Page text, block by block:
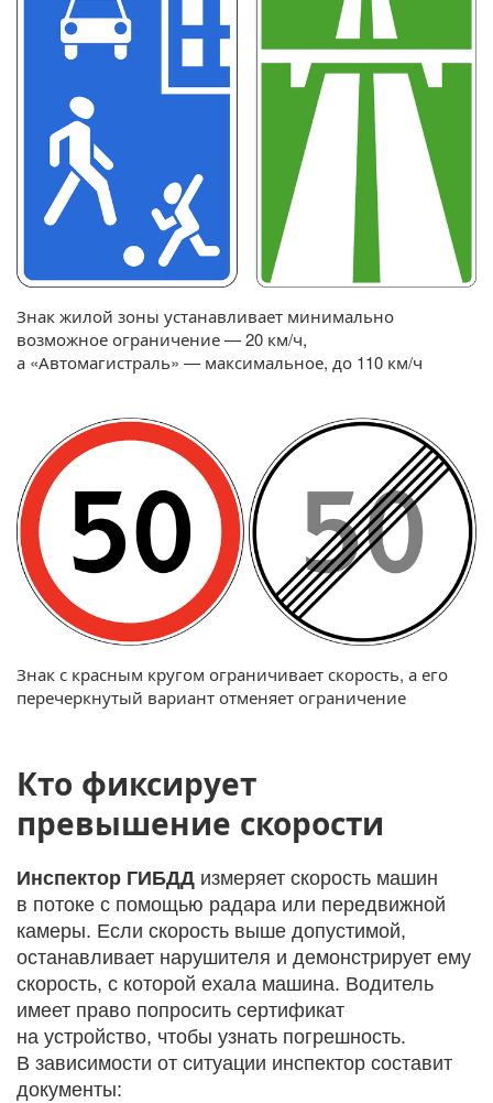
Знак жилой зоны устанавливает минимально
возможное ограничение — 20 км/ч,
а «Автомагистраль» — максимальное, до 110 км/ч
Знак с красным кругом ограничивает скорость, а его
перечеркнутый вариант отменяет ограничение
Кто фиксирует
превышение скорости
Инспектор ГИБДД измеряет скорость машин
в потоке с помощью радара или передвижной
камеры. Если скорость выше допустимой,
останавливает нарушителя и демонстрирует ему
скорость, с которой ехала машина. Водитель
имеет право попросить сертификат
на устройство, чтобы узнать погрешность.
В зависимости от ситуации инспектор составит
документы: